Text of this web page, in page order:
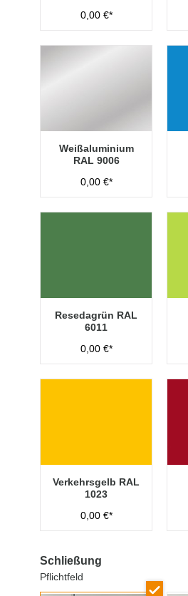
0,00 €*
Weißaluminium
RAL 9006
0,00 €*
Resedagrün RAL
6011
0,00 €*
Verkehrsgelb RAL
1023
0,00 €*
Schließung
Pflichtfeld